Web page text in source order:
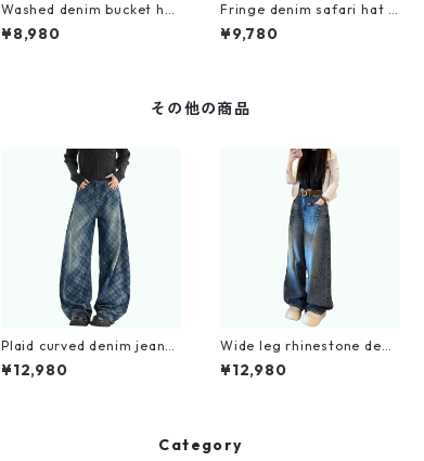
Washed denim bucket hat
D0216
¥8,980
Fringe denim safari hat D
0215
¥9,780
その他の商品
Plaid curved denim jeans
D0187
¥12,980
Wide leg rhinestone deni
m jeans D0184
¥12,980
Category